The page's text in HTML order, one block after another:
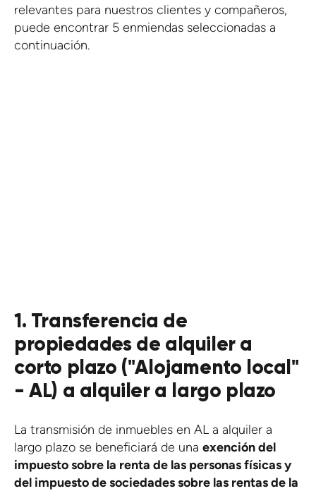
relevantes para nuestros clientes y compañeros,
puede encontrar 5 enmiendas seleccionadas a
continuación.
1. Transferencia de
propiedades de alquiler a
corto plazo ("Alojamento local"
- AL) a alquiler a largo plazo
La transmisión de inmuebles en AL a alquiler a
largo plazo se beneficiará de una exención del
impuesto sobre la renta de las personas físicas y
del impuesto de sociedades sobre las rentas de la